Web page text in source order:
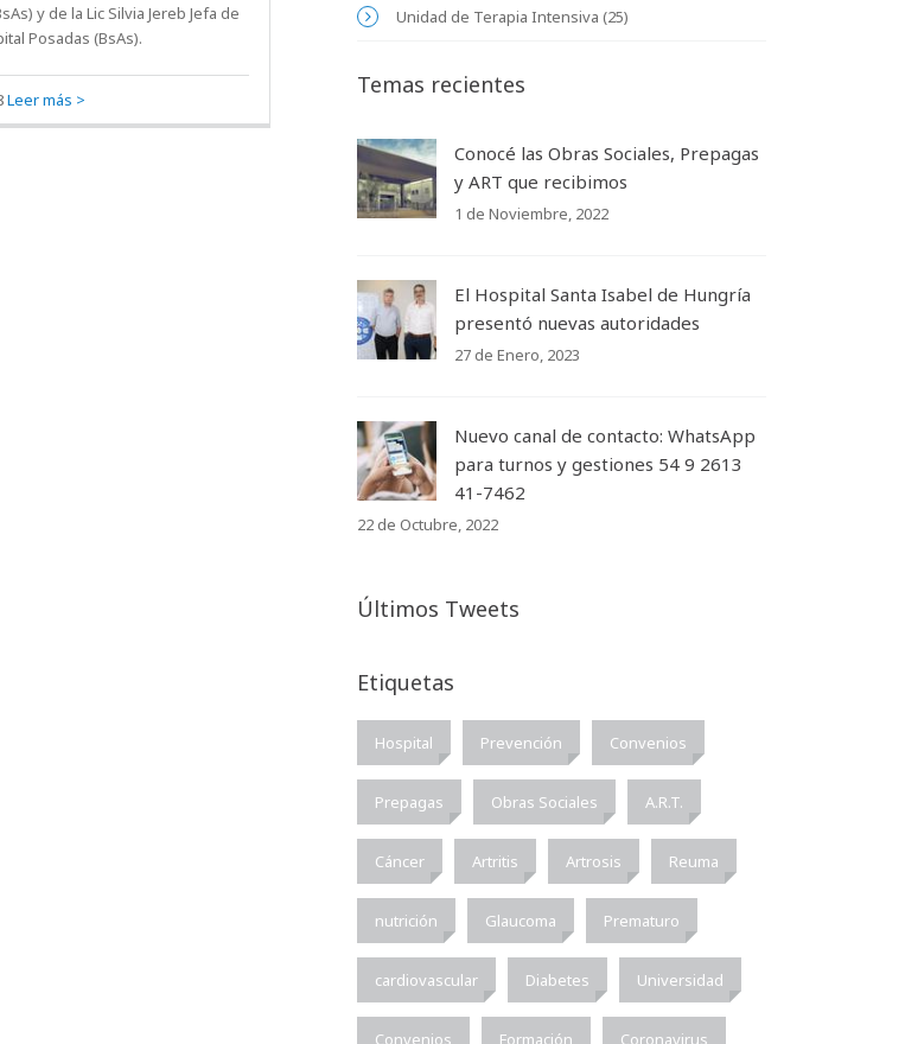
y de la Lic Silvia Jereb Jefa de
Posadas (BsAs).
Leer más >
Unidad de Terapia Intensiva (25)
Temas recientes
Conocé las Obras Sociales, Prepagas
y ART que recibimos
1 de Noviembre, 2022
El Hospital Santa Isabel de Hungría
presentó nuevas autoridades
27 de Enero, 2023
Nuevo canal de contacto: WhatsApp
para turnos y gestiones 54 9 2613
41-7462
22 de Octubre, 2022
Últimos Tweets
Etiquetas
Hospital Prevención Convenios
Prepagas Obras Sociales A.R.T.
Cáncer Artritis Artrosis Reuma
nutrición Glaucoma Prematuro
cardiovascular Diabetes Universidad
Convenios Formación Coronavirus